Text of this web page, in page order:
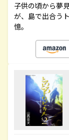
子供の頃から夢
が、島で出合う
憶。